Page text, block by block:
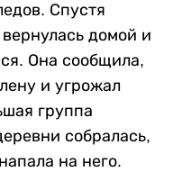
Спустя
домой и
Она сообщила,
и угрожал
группа
собралась,
на него.